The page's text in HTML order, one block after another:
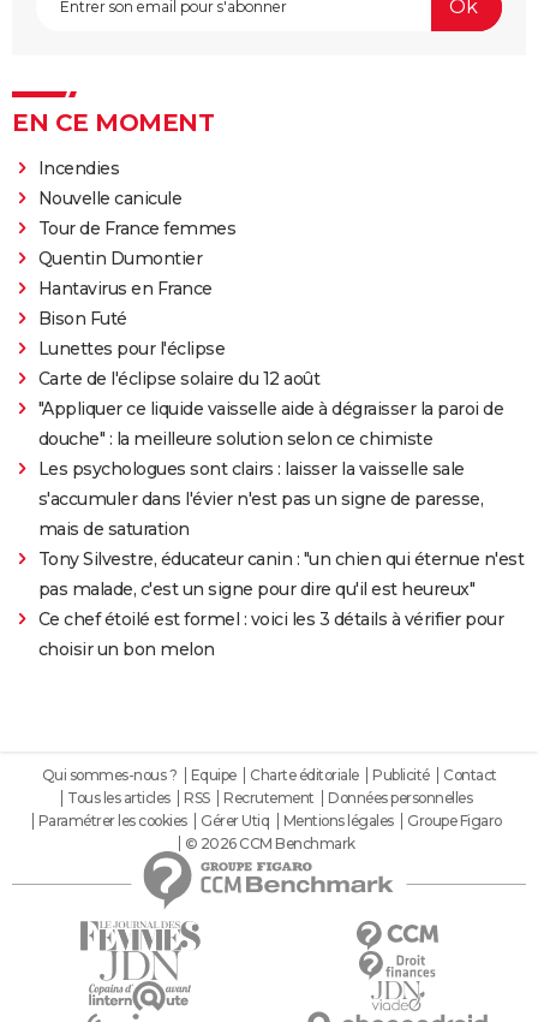
EN CE MOMENT
Incendies
Nouvelle canicule
Tour de France femmes
Quentin Dumontier
Hantavirus en France
Bison Futé
Lunettes pour l'éclipse
Carte de l'éclipse solaire du 12 août
"Appliquer ce liquide vaisselle aide à dégraisser la paroi de
douche" : la meilleure solution selon ce chimiste
Les psychologues sont clairs : laisser la vaisselle sale
s'accumuler dans l'évier n'est pas un signe de paresse,
mais de saturation
Tony Silvestre, éducateur canin : "un chien qui éternue n'est
pas malade, c'est un signe pour dire qu'il est heureux"
Ce chef étoilé est formel : voici les 3 détails à vérifier pour
choisir un bon melon
Qui sommes-nous ? Equipe Charte éditoriale Publicité
Contact
Tous les articles
RSS Recrutement
Données personnelles
Paramétrer les cookies
Gérer Utiq Mentions légales
Groupe Figaro
© 2026 CCM Benchmark